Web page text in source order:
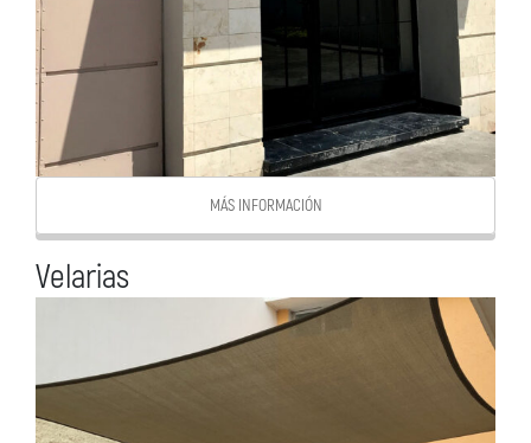
MÁS INFORMACIÓN
Velarias